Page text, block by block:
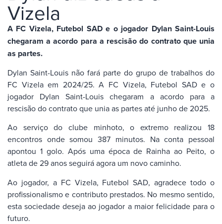
Vizela
A FC Vizela, Futebol SAD e o jogador Dylan Saint-Louis
chegaram a acordo para a rescisão do contrato que unia
as partes.
Dylan Saint-Louis não fará parte do grupo de trabalhos do
FC Vizela em 2024/25. A FC Vizela, Futebol SAD e o
jogador Dylan Saint-Louis chegaram a acordo para a
rescisão do contrato que unia as partes até junho de 2025.
Ao serviço do clube minhoto, o extremo realizou 18
encontros onde somou 387 minutos. Na conta pessoal
apontou 1 golo. Após uma época de Rainha ao Peito, o
atleta de 29 anos seguirá agora um novo caminho.
Ao jogador, a FC Vizela, Futebol SAD, agradece todo o
profissionalismo e contributo prestados. No mesmo sentido,
esta sociedade deseja ao jogador a maior felicidade para o
futuro.